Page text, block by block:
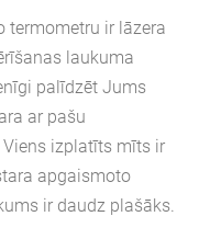
termometru ir lāzera
laukuma
palīdzēt Jums
ar pašu
izplatīts mīts ir
apgaismoto
ir daudz plašāks.